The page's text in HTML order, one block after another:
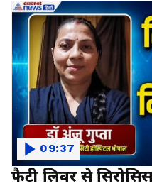
फैटी लिवर से
09:37